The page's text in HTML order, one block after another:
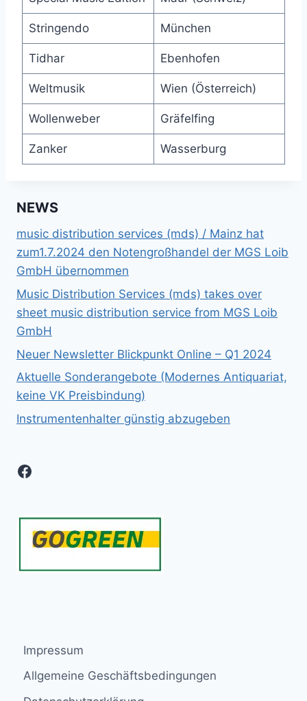
Stringendo München
Tidhar Ebenhofen
Weltmusik Wien (Österreich)
Wollenweber Gräfelfing
Zanker Wasserburg
NEWS
music distribution services (mds) / Mainz hat
zum1.7.2024 den Notengroßhandel der MGS Loib
GmbH übernommen
Music Distribution Services (mds) takes over
sheet music distribution service from MGS Loib
GmbH
Neuer Newsletter Blickpunkt Online – Q1 2024
Aktuelle Sonderangebote (Modernes Antiquariat,
keine VK Preisbindung)
Instrumentenhalter günstig abzugeben
Facebook
Impressum
Allgemeine Geschäftsbedingungen